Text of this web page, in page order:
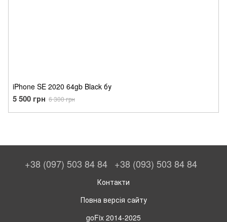
iPhone SE 2020 64gb Black бу
5 500 грн 6 300 грн
+38 (097) 503 84 84 +38 (093) 503 84 84
Контакти
Повна версія сайту
goFix 2014-2025